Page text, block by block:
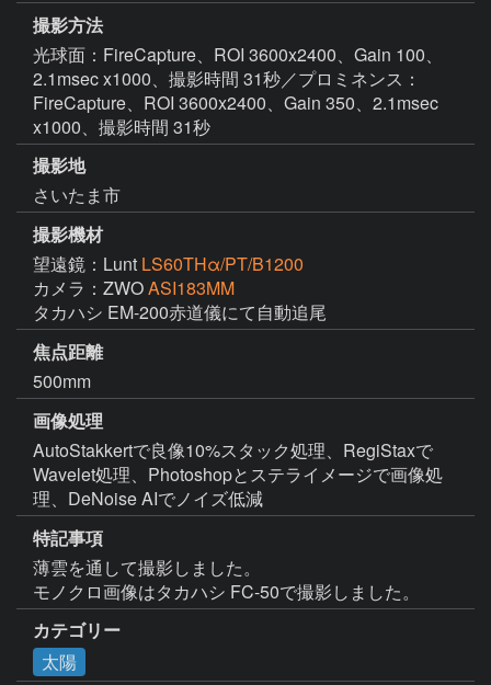
撮影方法
光球面：FireCapture、ROI 3600x2400、Gain 100、
2.1msec x1000、撮影時間 31秒／プロミネンス：
FireCapture、ROI 3600x2400、Gain 350、2.1msec
x1000、撮影時間 31秒
撮影地
さいたま市
撮影機材
望遠鏡：Lunt LS60THα/PT/B1200
カメラ：ZWOASI183MM
タカハシ EM-200赤道儀にて自動追尾
焦点距離
500mm
画像処理
AutoStakkertで良像10%スタック処理、RegiStaxで
Wavelet処理、Photoshopとステライメージで画像処
理、DeNoise AIでノイズ低減
特記事項
薄雲を通して撮影しました。
モノクロ画像はタカハシ FC-50で撮影しました。
カテゴリー
太陽